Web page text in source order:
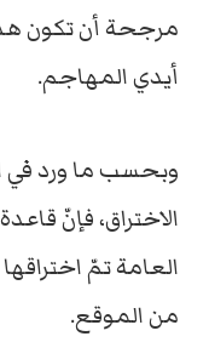
مرجحة أن تكون
أيدي المهاجم.
وبحسب ما ورد في
الاختراق، فإنّ
العامة تمّ
من الموقع.